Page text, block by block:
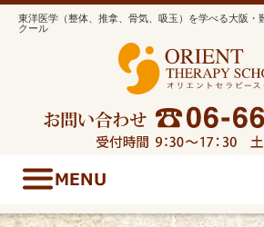
東洋医学（整体、推拿、骨気、吸玉）を学べる大阪・
クール